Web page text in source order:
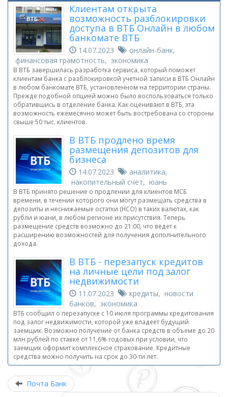
Клиентам открыта
возможность разблокировки
доступа в ВТБ Онлайн в любом
банкомате ВТБ
14.07.2023
онлайн-банк,
финансовая грамотность, экономика
В ВТБ завершилась разработка сервиса, который поможет
клиентам банка с разблокировкой учетной записи в ВТБ Онлайн
в любом банкомате ВТБ, установленном на территории страны.
Прежде подобной опцией можно было воспользоваться только
обратившись в отделение банка. Как оценивают в ВТБ, эта
возможность ежемесячно может быть востребована со стороны
свыше 50 тыс. клиентов.
В ВТБ продлено время
размещения депозитов для
бизнеса
14.07.2023
аналитика,
накопительный счет, юань
В ВТБ принято решение о продлении для клиентов МСБ
времени, в течении которого они могут размещать средства в
депозиты и неснижаемые остатки (НСО) в таких валютах, как
рубли и юани, в любом регионе их присутствия. Теперь
размещение средств возможно до 21:00, что ведет к
расширению возможностей для получения дополнительного
дохода.
В ВТБ - перезапуск кредитов
на личные цели под залог
недвижимости
11.07.2023
кредиты, новости
банков, экономика
ВТБ сообщил о перезапуске с 10 июля программы кредитования
под залог недвижимости, которой уже владеет будущий
заемщик. Возможно получение от банка средств в объеме до 20
млн рублей по ставке от 11,6% годовых при условии, что
заемщик оформит комплексное страхование. Кредитные
средства можно получить на срок до 30-ти лет.
Почта Банк